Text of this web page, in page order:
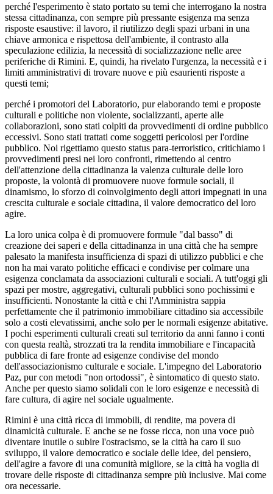
perché l'esperimento è stato portato su temi che interrogano la nostra
stessa cittadinanza, con sempre più pressante esigenza ma senza
risposte esaustive: il lavoro, il riutilizzo degli spazi urbani in una
chiave armonica e rispettosa dell'ambiente, il contrasto alla
speculazione edilizia, la necessità di socializzazione nelle aree
periferiche di Rimini. E, quindi, ha rivelato l'urgenza, la necessità e i
limiti amministrativi di trovare nuove e più esaurienti risposte a
questi temi;
perché i promotori del Laboratorio, pur elaborando temi e proposte
culturali e politiche non violente, socializzanti, aperte alle
collaborazioni, sono stati colpiti da provvedimenti di ordine pubblico
eccessivi. Sono stati trattati come soggetti pericolosi per l'ordine
pubblico. Noi rigettiamo questo status para-terroristico, critichiamo i
provvedimenti presi nei loro confronti, rimettendo al centro
dell'attenzione della cittadinanza la valenza culturale delle loro
proposte, la volontà di promuovere nuove formule sociali, il
dinamismo, lo sforzo di coinvolgimento degli attori impegnati in una
crescita culturale e sociale cittadina, il valore democratico del loro
agire.
La loro unica colpa è di promuovere formule "dal basso" di
creazione dei saperi e della cittadinanza in una città che ha sempre
palesato la manifesta insufficienza di spazi di utilizzo pubblici e che
non ha mai varato politiche efficaci e condivise per colmare una
esigenza conclamata da associazioni culturali e sociali. A tutt'oggi gli
spazi per mostre, aggregativi, culturali pubblici sono pochissimi e
insufficienti. Nonostante la città e chi l'Amministra sappia
perfettamente che il patrimonio immobiliare cittadino sia accessibile
solo a costi elevatissimi, anche solo per le normali esigenze abitative.
I pochi esperimenti culturali creati sul territorio da anni fanno i conti
con questa realtà, strozzati tra la rendita immobiliare e l'incapacità
pubblica di fare fronte ad esigenze condivise del mondo
dell'associazionismo culturale e sociale. L'impegno del Laboratorio
Paz, pur con metodi "non ortodossi", è sintomatico di questo stato.
Anche per questo siamo solidali con le loro esigenze e necessità di
fare cultura, di agire nel sociale ugualmente.
Rimini è una città ricca di immobili, di rendite, ma povera di
dinamicità culturale. E anche se ne fosse ricca, non una voce può
diventare inutile o subire l'ostracismo, se la città ha caro il suo
sviluppo, il valore democratico e sociale delle idee, del pensiero,
dell'agire a favore di una comunità migliore, se la città ha voglia di
trovare delle risposte di cittadinanza sempre più inclusive. Mai come
ora necessarie.